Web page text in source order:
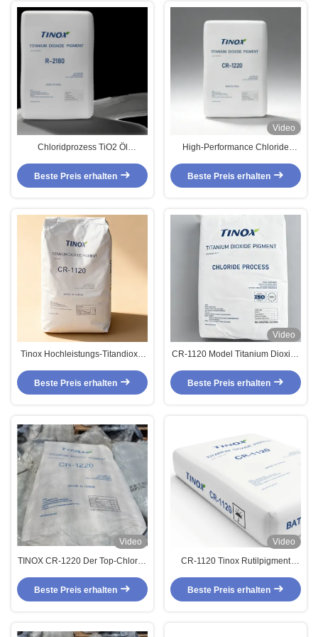
Kunststoffindustrie
Chloridprozess TiO2 Öl
Färbungsfestigkeit 100-110%
Beste Preis erhalten
Video
High-Performance Chloride
CR-1220 for Masterbatch
Consumer Electronics Automotive
Beste Preis erhalten
Tinox Hochleistungs-Titandioxid
durch Chloridverfahren
Beste Preis erhalten
Video
CR-1120 Model Titanium Dioxide
Rutile Content ≥99.5% für
Hochleistungsbeschichtungen
Beste Preis erhalten
Video
TINOX CR-1220 Der Top-Chlorid-
leistungsstarke Masterbatch-
Lösungen
Beste Preis erhalten
Video
CR-1120 Tinox Rutilpigment
Wetterbeständig
Beste Preis erhalten